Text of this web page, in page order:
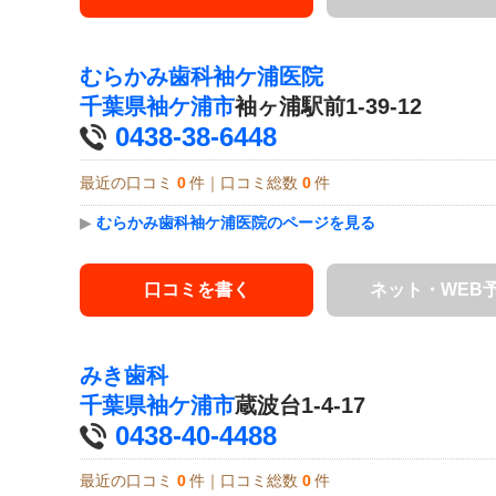
むらかみ歯科袖ケ浦医院
千葉県袖ケ浦市袖ヶ浦駅前1-39-12
0438-38-6448
最近の口コミ 0 件｜口コミ総数 0 件
▶ むらかみ歯科袖ケ浦医院のページを見る
口コミを書く ネット・WEB
みき歯科
千葉県袖ケ浦市蔵波台1-4-17
0438-40-4488
最近の口コミ 0 件｜口コミ総数 0 件